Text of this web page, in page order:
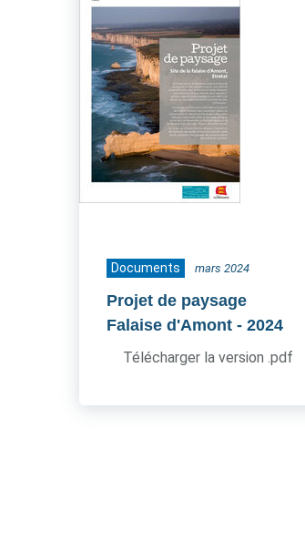
Documents mars 2024
Projet de paysage
Falaise d'Amont - 2024
Télécharger la version .pdf